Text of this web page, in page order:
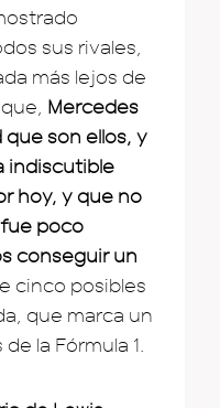
sus rivales,
más lejos de
Mercedes
son ellos, y
indiscutible
hoy, y que no
poco
conseguir un
cinco posibles
que marca un
la Fórmula 1.